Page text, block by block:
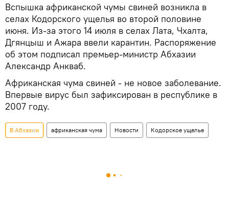
Вспышка африканской чумы свиней возникла в
селах Кодорского ущелья во второй половине
июня. Из-за этого 14 июля в селах Лата, Чхалта,
Дгянцыш и Ажара ввели карантин. Распоряжение
об этом подписал премьер-министр Абхазии
Александр Анкваб.
Африканская чума свиней - не новое заболевание.
Впервые вирус был зафиксирован в республике в
2007 году.
В Абхазии африканская чума Новости Кодорское ущелье